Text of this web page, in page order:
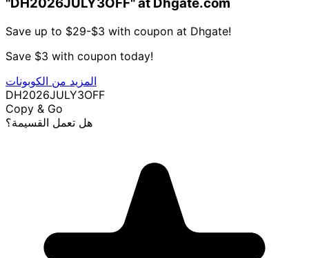
"DH2026JULY3OFF" at Dhgate.com
Save up to $29-$3 with coupon at Dhgate!
Save $3 with coupon today!
المزيد من الكوبونات
DH2026JULY3OFF
Copy & Go
هل تعمل القسيمة؟